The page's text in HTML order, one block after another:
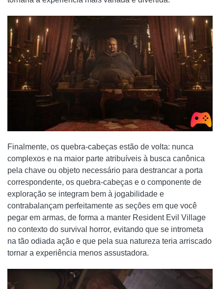
Finalmente, os quebra-cabeças estão de volta: nunca
complexos e na maior parte atribuíveis à busca canônica
pela chave ou objeto necessário para destrancar a porta
correspondente, os quebra-cabeças e o componente de
exploração se integram bem à jogabilidade e
contrabalançam perfeitamente as seções em que você
pegar em armas, de forma a manter Resident Evil Village
no contexto do survival horror, evitando que se intrometa
na tão odiada ação e que pela sua natureza teria arriscado
tornar a experiência menos assustadora.